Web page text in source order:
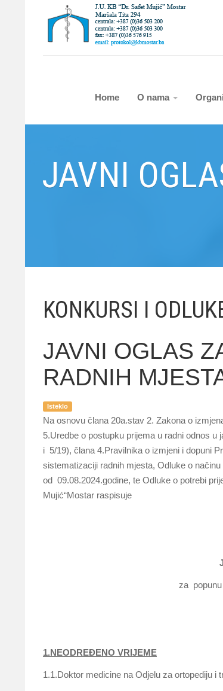
Home O nama
JAVNI
KONKURSI I
JAVNI OGLAS
RADNIH
Isteklo
Na osnovu člana 20a.stav 2. Zakona o
5.Uredbe o postupku prijema u radni odnos
i 5/19), člana 4.Pravilnika o izmjeni i dopuni
sistematizaciji radnih mjesta, Odluke o
od 09.08.2024.godine, te Odluke o potrebi
Mujić“Mostar raspisuje
JAVNI
za popunu upražnjenih
1.NEODREĐENO VRIJEME
1.1.Doktor medicine na Odjelu za ortopediju i